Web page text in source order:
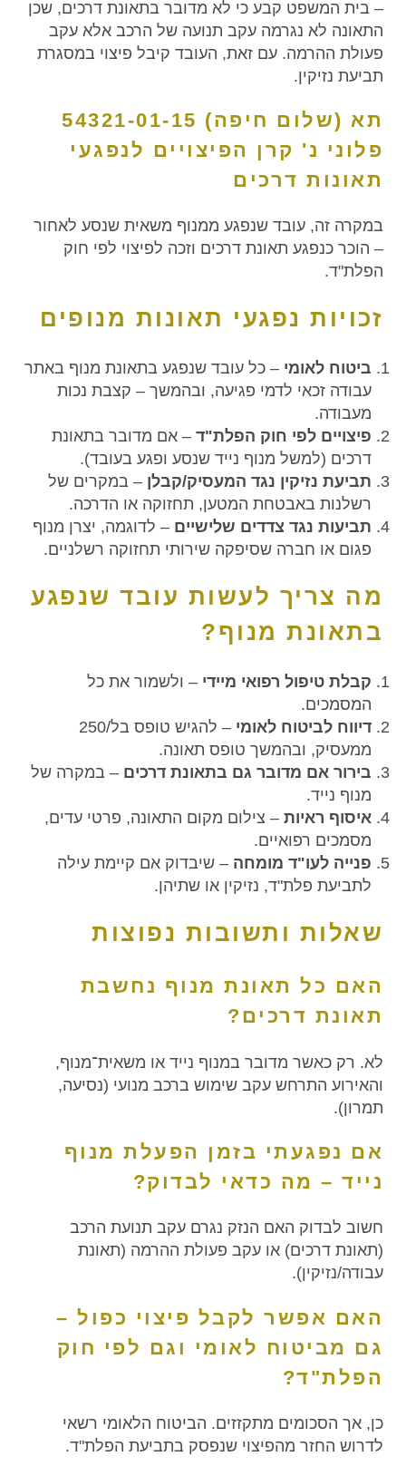
– בית המשפט קבע כי לא מדובר בתאונת דרכים, שכן
התאונה לא נגרמה עקב תנועה של הרכב אלא עקב
פעולת ההרמה. עם זאת, העובד קיבל פיצוי במסגרת
תביעת נזיקין.
תא (שלום חיפה) 54321-01-15
פלוני נ' קרן הפיצויים לנפגעי
תאונות דרכים
במקרה זה, עובד שנפגע ממנוף משאית שנסע לאחור
– הוכר כנפגע תאונת דרכים וזכה לפיצוי לפי חוק
הפלת"ד.
זכויות נפגעי תאונות מנופים
ביטוח לאומי – כל עובד שנפגע בתאונת מנוף באתר
עבודה זכאי לדמי פגיעה, ובהמשך – קצבת נכות
מעבודה.
פיצויים לפי חוק הפלת"ד – אם מדובר בתאונת
דרכים (למשל מנוף נייד שנסע ופגע בעובד).
תביעת נזיקין נגד המעסיק/קבלן – במקרים של
רשלנות באבטחת המטען, תחזוקה או הדרכה.
תביעות נגד צדדים שלישיים – לדוגמה, יצרן מנוף
פגום או חברה שסיפקה שירותי תחזוקה רשלניים.
מה צריך לעשות עובד שנפגע
בתאונת מנוף?
קבלת טיפול רפואי מיידי – ולשמור את כל
המסמכים.
דיווח לביטוח לאומי
– להגיש טופס בל/250
ממעסיק, ובהמשך טופס תאונה.
בירור אם מדובר גם בתאונת דרכים – במקרה של
מנוף נייד.
איסוף ראיות – צילום מקום התאונה, פרטי עדים,
מסמכים רפואיים.
פנייה לעו"ד מומחה – שיבדוק אם קיימת עילה
לתביעת פלת"ד, נזיקין או שתיהן.
שאלות ותשובות נפוצות
האם כל תאונת מנוף נחשבת
תאונת דרכים?
לא. רק כאשר מדובר במנוף נייד או משאית־מנוף,
והאירוע התרחש עקב שימוש ברכב מנועי (נסיעה,
תמרון).
אם נפגעתי בזמן הפעלת מנוף
נייד – מה כדאי לבדוק?
חשוב לבדוק האם הנזק נגרם עקב תנועת הרכב
(תאונת דרכים) או עקב פעולת ההרמה (תאונת
עבודה/נזיקין).
האם אפשר לקבל פיצוי כפול –
גם מביטוח לאומי וגם לפי חוק
הפלת"ד?
כן, אך הסכומים מתקזזים. הביטוח הלאומי רשאי
לדרוש החזר מהפיצוי שנפסק בתביעת הפלת"ד.